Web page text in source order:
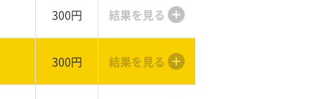
300円 結果を見る
300円 結果を見る